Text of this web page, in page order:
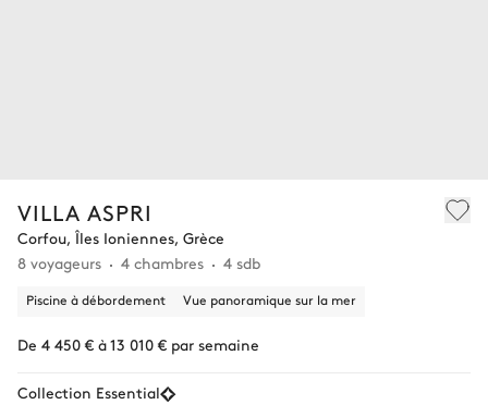
VILLA ASPRI
Corfou, Îles Ioniennes, Grèce
8 voyageurs
4 chambres 4 sdb
Piscine à débordement Vue panoramique sur la mer
De 4 450 € à 13 010 € par semaine
Collection Essential